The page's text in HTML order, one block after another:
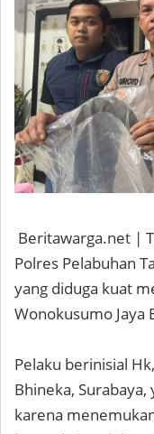
Beritawarga.net |
Polres Pelabuhan
yang diduga kuat
Wonokusumo Jaya
Pelaku berinisial
Bhineka,
karena